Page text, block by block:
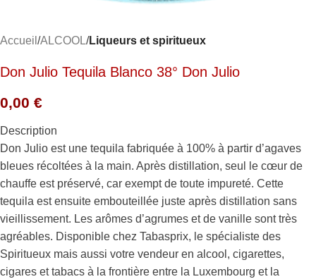
Accueil ALCOOL Liqueurs et spiritueux
Don Julio Tequila Blanco 38° Don Julio
0,00 €
Description
Don Julio est une tequila fabriquée à 100% à partir d’agaves
bleues récoltées à la main. Après distillation, seul le cœur de
chauffe est préservé, car exempt de toute impureté. Cette
tequila est ensuite embouteillée juste après distillation sans
vieillissement. Les arômes d’agrumes et de vanille sont très
agréables. Disponible chez Tabasprix, le spécialiste des
Spiritueux mais aussi votre vendeur en alcool, cigarettes,
cigares et tabacs à la frontière entre la Luxembourg et la